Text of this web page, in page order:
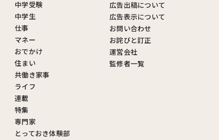
中学受験
中学生
仕事
マネー
おでかけ
住まい
共働き家事
ライフ
連載
特集
専門家
とっておき体験部
広告出稿について
広告表示について
お問い合わせ
お詫びと訂正
運営会社
監修者一覧